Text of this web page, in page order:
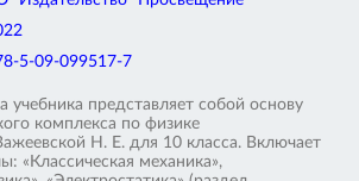
5-09-099517-7
учебника представляет собой основу
комплекса по физике
Н. Е. для 10 класса. Включает
«Классическая механика»,